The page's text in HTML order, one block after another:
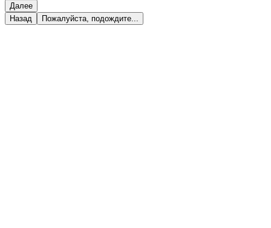
Далее
Назад
Пожалуйста, подождите...